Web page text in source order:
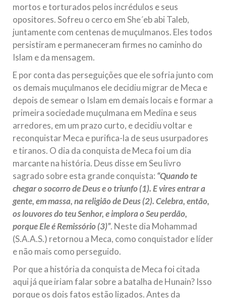
mortos e torturados pelos incrédulos e seus
opositores. Sofreu o cerco em She´eb abi Taleb,
juntamente com centenas de muçulmanos. Eles todos
persistiram e permaneceram firmes no caminho do
Islam e da mensagem.
E por conta das perseguições que ele sofria junto com
os demais muçulmanos ele decidiu migrar de Meca e
depois de semear o Islam em demais locais e formar a
primeira sociedade muçulmana em Medina e seus
arredores, em um prazo curto, e decidiu voltar e
reconquistar Meca e purifica-la de seus usurpadores
e tiranos. O dia da conquista de Meca foi um dia
marcante na história. Deus disse em Seu livro
sagrado sobre esta grande conquista: “Quando te
chegar o socorro de Deus e o triunfo (1). E vires entrar a
gente, em massa, na religião de Deus (2). Celebra, então,
os louvores do teu Senhor, e implora o Seu perdão,
porque Ele é Remissório (3)”. Neste dia Mohammad
(S.A.A.S.) retornou a Meca, como conquistador e líder
e não mais como perseguido.
Por que a história da conquista de Meca foi citada
aqui já que iriam falar sobre a batalha de Hunain? Isso
porque os dois fatos estão ligados. Antes da